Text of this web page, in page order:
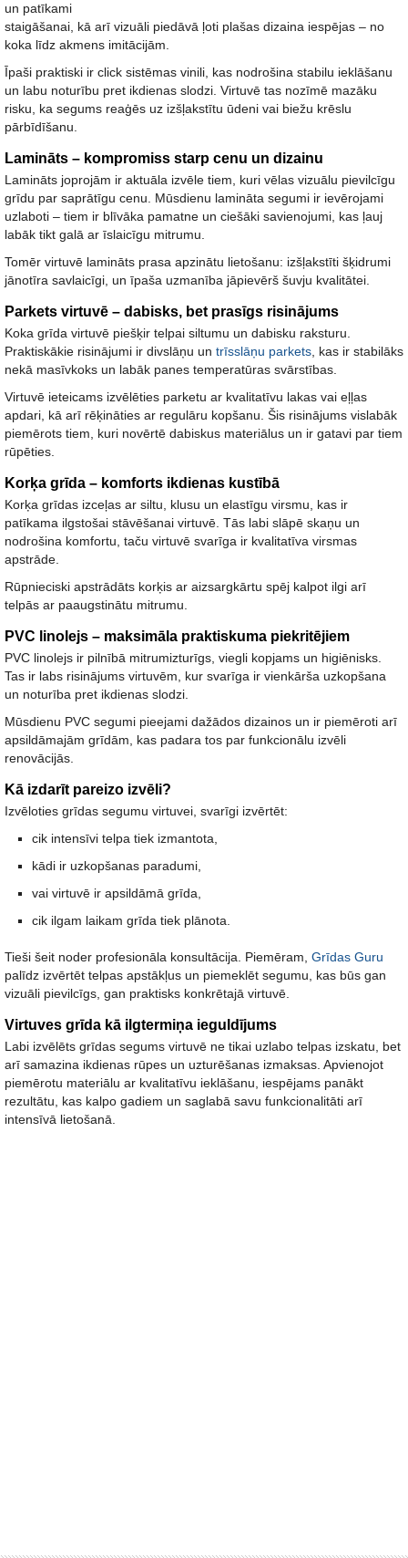
un patīkami
staigāšanai , kā arī vizuāli piedāvā ļoti plašas dizaina iespējas – no
koka līdz akmens imitācijām.
Īpaši praktiski ir click sistēmas vinili, kas nodrošina stabilu ieklāšanu
un labu noturību pret ikdienas slodzi. Virtuvē tas nozīmē mazāku
risku, ka segums reaģēs uz izšļakstītu ūdeni vai biežu krēslu
pārbīdīšanu.
Lamināts – kompromiss starp cenu un dizainu
Lamināts joprojām ir aktuāla izvēle tiem, kuri vēlas vizuālu pievilcīgu
grīdu par saprātīgu cenu. Mūsdienu lamināta segumi ir ievērojami
uzlaboti – tiem ir blīvāka pamatne un ciešāki savienojumi, kas ļauj
labāk tikt galā ar īslaicīgu mitrumu.
Tomēr virtuvē lamināts prasa apzinātu lietošanu: izšļakstīti šķidrumi
jānotīra savlaicīgi, un īpaša uzmanība jāpievērš šuvju kvalitātei.
Parkets virtuvē – dabisks, bet prasīgs risinājums
Koka grīda virtuvē piešķir telpai siltumu un dabisku raksturu.
Praktiskākie risinājumi ir divslāņu un trīsslāņu parkets , kas ir stabilāks
nekā masīvkoks un labāk panes temperatūras svārstības.
Virtuvē ieteicams izvēlēties parketu ar kvalitatīvu lakas vai eļļas
apdari, kā arī rēķināties ar regulāru kopšanu. Šis risinājums vislabāk
piemērots tiem, kuri novērtē dabiskus materiālus un ir gatavi par tiem
rūpēties.
Korķa grīda – komforts ikdienas kustībā
Korķa grīdas izceļas ar siltu, klusu un elastīgu virsmu , kas ir
patīkama ilgstošai stāvēšanai virtuvē. Tās labi slāpē skaņu un
nodrošina komfortu, taču virtuvē svarīga ir kvalitatīva virsmas
apstrāde.
Rūpnieciski apstrādāts korķis ar aizsargkārtu spēj kalpot ilgi arī
telpās ar paaugstinātu mitrumu.
PVC linolejs – maksimāla praktiskuma piekritējiem
PVC linolejs ir pilnībā mitrumizturīgs, viegli kopjams un higiēnisks.
Tas ir labs risinājums virtuvēm, kur svarīga ir vienkārša uzkopšana
un noturība pret ikdienas slodzi
Mūsdienu PVC segumi pieejami dažādos dizainos un ir piemēroti arī
apsildāmajām grīdām, kas padara tos par funkcionālu izvēli
renovācijās.
Kā izdarīt pareizo izvēli?
Izvēloties grīdas segumu virtuvei, svarīgi izvērtēt:
cik intensīvi telpa tiek izmantota,
kādi ir uzkopšanas paradumi,
vai virtuvē ir apsildāmā grīda,
cik ilgam laikam grīda tiek plānota.
Tieši šeit noder profesionāla konsultācija. Piemēram, Grīdas Guru
palīdz izvērtēt telpas apstākļus un piemeklēt segumu, kas būs gan
vizuāli pievilcīgs, gan praktisks konkrētajā virtuvē.
Virtuves grīda kā ilgtermiņa ieguldījums
Labi izvēlēts grīdas segums virtuvē ne tikai uzlabo telpas izskatu, bet
arī samazina ikdienas rūpes un uzturēšanas izmaksas. Apvienojot
piemērotu materiālu ar kvalitatīvu ieklāšanu, iespējams panākt
rezultātu, kas kalpo gadiem un saglabā savu funkcionalitāti arī
intensīvā lietošanā.